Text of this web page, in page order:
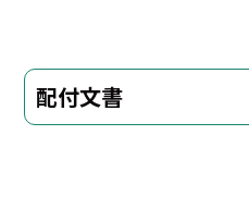
配付文書